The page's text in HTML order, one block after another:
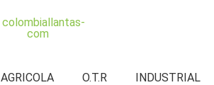
AGRICOLA O.T.R INDUSTRIAL
$1.542.000.
cantidad